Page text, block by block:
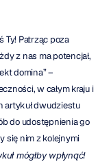
Ty! Patrząc poza
z nas ma potencjał,
domina” –
w całym kraju i
artykuł dwudziestu
do udostępnienia go
się nim z kolejnymi
mógłby wpłynąć!